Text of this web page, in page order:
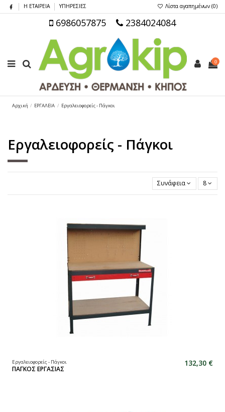
Η ΕΤΑΙΡΕΙΑ ΥΠΗΡΕΣΙΕΣ Λίστα αγαπημένων (0)
6986057875 2384024084
0
Αρχική ΕΡΓΑΛΕΙΑ Εργαλειοφορείς - Πάγκοι
Εργαλειοφορείς - Πάγκοι
Συνάφεια 8
Εργαλειοφορείς - Πάγκοι
ΠΑΓΚΟΣ ΕΡΓΑΣΙΑΣ
132,30 €